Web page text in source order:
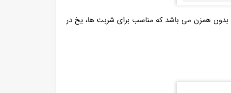
بدون همزن می باشد که مناسب برای شربت‌ ها، یخ‌ در